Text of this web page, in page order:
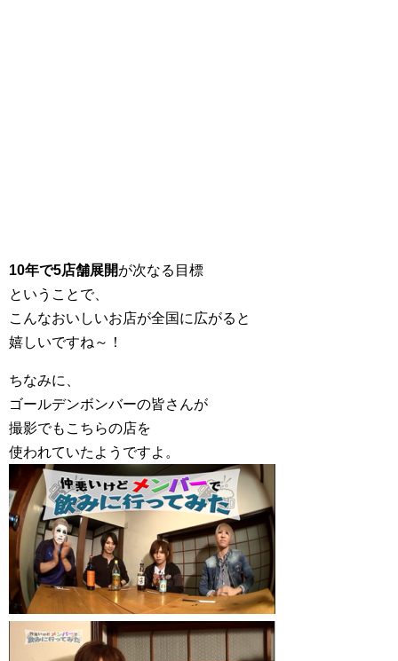
10年で5店舗展開が次なる目標
ということで、
こんなおいしいお店が全国に広がると
嬉しいですね～！
ちなみに、
ゴールデンボンバーの皆さんが
撮影でもこちらの店を
使われていたようですよ。